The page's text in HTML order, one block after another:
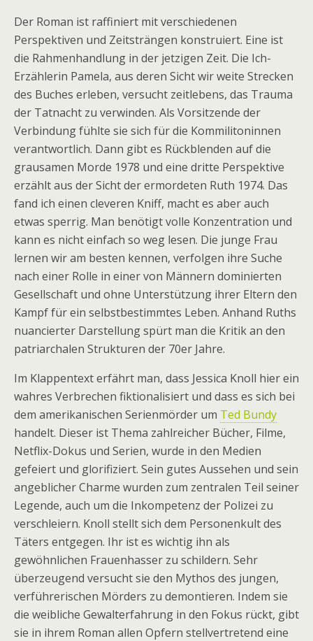
Der Roman ist raffiniert mit verschiedenen
Perspektiven und Zeitsträngen konstruiert. Eine ist
die Rahmenhandlung in der jetzigen Zeit. Die Ich-
Erzählerin Pamela, aus deren Sicht wir weite Strecken
des Buches erleben, versucht zeitlebens, das Trauma
der Tatnacht zu verwinden. Als Vorsitzende der
Verbindung fühlte sie sich für die Kommilitoninnen
verantwortlich. Dann gibt es Rückblenden auf die
grausamen Morde 1978 und eine dritte Perspektive
erzählt aus der Sicht der ermordeten Ruth 1974. Das
fand ich einen cleveren Kniff, macht es aber auch
etwas sperrig. Man benötigt volle Konzentration und
kann es nicht einfach so weg lesen. Die junge Frau
lernen wir am besten kennen, verfolgen ihre Suche
nach einer Rolle in einer von Männern dominierten
Gesellschaft und ohne Unterstützung ihrer Eltern den
Kampf für ein selbstbestimmtes Leben. Anhand Ruths
nuancierter Darstellung spürt man die Kritik an den
patriarchalen Strukturen der 70er Jahre.
Im Klappentext erfährt man, dass Jessica Knoll hier ein
wahres Verbrechen fiktionalisiert und dass es sich bei
dem amerikanischen Serienmörder um Ted Bundy
handelt. Dieser ist Thema zahlreicher Bücher, Filme,
Netflix-Dokus und Serien, wurde in den Medien
gefeiert und glorifiziert. Sein gutes Aussehen und sein
angeblicher Charme wurden zum zentralen Teil seiner
Legende, auch um die Inkompetenz der Polizei zu
verschleiern. Knoll stellt sich dem Personenkult des
Täters entgegen. Ihr ist es wichtig ihn als
gewöhnlichen Frauenhasser zu schildern. Sehr
überzeugend versucht sie den Mythos des jungen,
verführerischen Mörders zu demontieren. Indem sie
die weibliche Gewalterfahrung in den Fokus rückt, gibt
sie in ihrem Roman allen Opfern stellvertretend eine